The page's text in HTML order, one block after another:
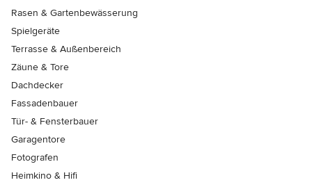
Rasen & Gartenbewässerung
Spielgeräte
Terrasse & Außenbereich
Zäune & Tore
Dachdecker
Fassadenbauer
Tür- & Fensterbauer
Garagentore
Fotografen
Heimkino & Hifi